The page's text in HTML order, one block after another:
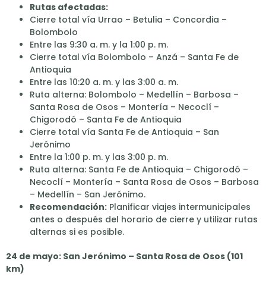
Rutas afectadas:
Cierre total vía Urrao – Betulia – Concordia –
Bolombolo
Entre las 9:30 a. m. y la 1:00 p. m.
Cierre total vía Bolombolo – Anzá – Santa Fe de
Antioquia
Entre las 10:20 a. m. y las 3:00 a. m.
Ruta alterna: Bolombolo – Medellín – Barbosa –
Santa Rosa de Osos – Montería – Necoclí –
Chigorodó – Santa Fe de Antioquia
Cierre total vía Santa Fe de Antioquia – San
Jerónimo
Entre la 1:00 p. m. y las 3:00 p. m.
Ruta alterna: Santa Fe de Antioquia – Chigorodó –
Necoclí – Montería – Santa Rosa de Osos – Barbosa
– Medellín – San Jerónimo.
Recomendación: Planificar viajes intermunicipales
antes o después del horario de cierre y utilizar rutas
alternas si es posible.
24 de mayo: San Jerónimo – Santa Rosa de Osos (101
km)